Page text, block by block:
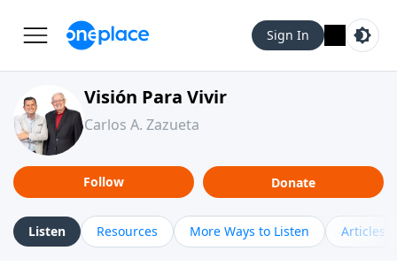
Sign In
Visión Para Vivir
Carlos A. Zazueta
Follow Donate
Listen Resources More Ways to Listen Articles